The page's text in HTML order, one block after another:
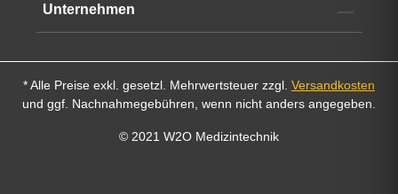
Unternehmen
* Alle Preise exkl. gesetzl. Mehrwertsteuer zzgl. Versandkosten
und ggf. Nachnahmegebühren, wenn nicht anders angegeben.
© 2021 W2O Medizintechnik